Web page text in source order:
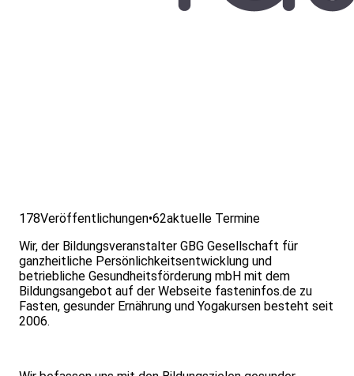
178Veröffentlichungen•62aktuelle Termine
Wir, der Bildungsveranstalter GBG Gesellschaft für
ganzheitliche Persönlichkeitsentwicklung und
betriebliche Gesundheitsförderung mbH mit dem
Bildungsangebot auf der Webseite fasteninfos.de zu
Fasten, gesunder Ernährung und Yogakursen besteht seit
2006.